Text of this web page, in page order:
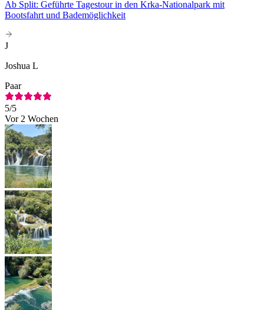
Ab Split: Geführte Tagestour in den Krka-Nationalpark mit
Bootsfahrt und Bademöglichkeit
J
Joshua L
Paar
5/5
Vor 2 Wochen